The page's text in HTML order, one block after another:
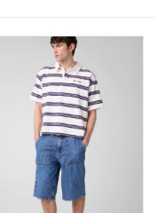
เกี่ยวข้อง
มากที่สุด
ขายดี
เรียงตาม
ตัวอักษร
A-Z
เรียงตาม
ตัวอักษร
Z-A